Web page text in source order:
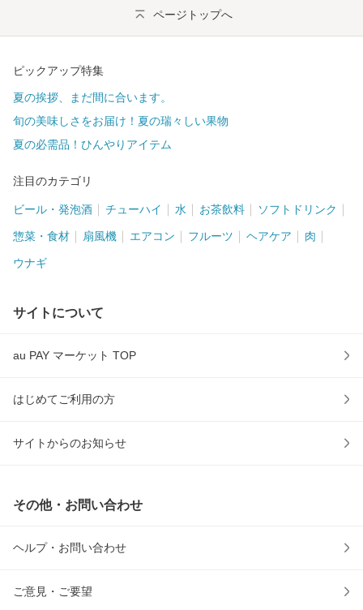
ページトップへ
ピックアップ特集
夏の挨拶、まだ間に合います。
旬の美味しさをお届け！夏の瑞々しい果物
夏の必需品！ひんやりアイテム
注目のカテゴリ
ビール・発泡酒 チューハイ 水 お茶飲料 ソフトドリンク
惣菜・食材 扇風機 エアコン フルーツ ヘアケア 肉
ウナギ
サイトについて
au PAY マーケット TOP
はじめてご利用の方
サイトからのお知らせ
その他・お問い合わせ
ヘルプ・お問い合わせ
ご意見・ご要望